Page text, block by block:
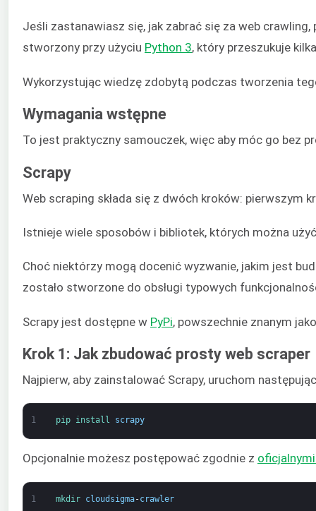
Jeśli zastanawiasz się, jak zabrać się za web
stworzony przy użyciu Python 3, który przeszukuje
Wykorzystując wiedzę zdobytą podczas tworzenia
Wymagania wstępne
To jest praktyczny samouczek, więc aby móc go bez
Scrapy
Web scraping składa się z dwóch kroków:
Istnieje wiele sposobów i bibliotek, których można
Choć niektórzy mogą docenić wyzwanie, jakim jest
zostało stworzone do obsługi typowych
Scrapy jest dostępne w PyPi, powszechnie znanym
Krok 1: Jak zbudować prosty web scraper
Najpierw, aby zainstalować Scrapy, uruchom
1 pip install scrapy
Opcjonalnie możesz postępować zgodnie z
1 mkdir cloudsigma-crawler